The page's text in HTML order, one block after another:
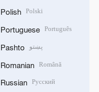
Polish Polski
Portuguese Português
Pashto پښتو
Romanian Română
Russian Русский